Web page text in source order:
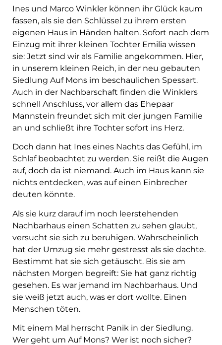
Ines und Marco Winkler können ihr Glück kaum
fassen, als sie den Schlüssel zu ihrem ersten
eigenen Haus in Händen halten. Sofort nach dem
Einzug mit ihrer kleinen Tochter Emilia wissen
sie: Jetzt sind wir als Familie angekommen. Hier,
in unserem kleinen Reich, in der neu gebauten
Siedlung Auf Mons im beschaulichen Spessart.
Auch in der Nachbarschaft finden die Winklers
schnell Anschluss, vor allem das Ehepaar
Mannstein freundet sich mit der jungen Familie
an und schließt ihre Tochter sofort ins Herz.
Doch dann hat Ines eines Nachts das Gefühl, im
Schlaf beobachtet zu werden. Sie reißt die Augen
auf, doch da ist niemand. Auch im Haus kann sie
nichts entdecken, was auf einen Einbrecher
deuten könnte.
Als sie kurz darauf im noch leerstehenden
Nachbarhaus einen Schatten zu sehen glaubt,
versucht sie sich zu beruhigen. Wahrscheinlich
hat der Umzug sie mehr gestresst als sie dachte.
Bestimmt hat sie sich getäuscht. Bis sie am
nächsten Morgen begreift: Sie hat ganz richtig
gesehen. Es war jemand im Nachbarhaus. Und
sie weiß jetzt auch, was er dort wollte. Einen
Menschen töten.
Mit einem Mal herrscht Panik in der Siedlung.
Wer geht um Auf Mons? Wer ist noch sicher?